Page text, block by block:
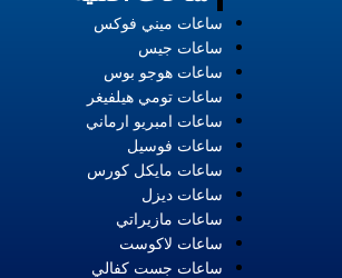
ساعات ميني فوكس
ساعات جيس
ساعات هوجو بوس
ساعات تومي هيلفيغر
ساعات امبريو ارماني
ساعات فوسيل
ساعات مايكل كورس
ساعات ديزل
ساعات مازيراتي
ساعات لاكوست
ساعات جست كفالي